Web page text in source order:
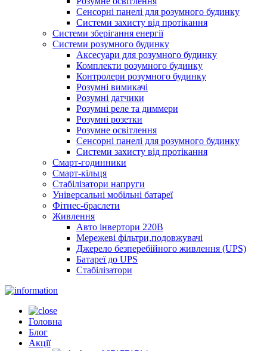
Сенсорні панелі для розумного будинку
Системи захисту від протікання
Системи зберігання енергії
Системи розумного будинку
Аксесуари для розумного будинку
Комплекти розумного будинку
Контролери розумного будинку
Розумні вимикачі
Розумні датчики
Розумні реле та диммери
Розумні розетки
Розумне освітлення
Сенсорні панелі для розумного будинку
Системи захисту від протікання
Смарт-годинники
Смарт-кільця
Стабілізатори напруги
Універсальні мобільні батареї
Фітнес-браслети
Живлення
Авто інвертори 220В
Мережеві фільтри,подовжувачі
Джерело безперебійного живлення (UPS)
Батареї до UPS
Стабілізатори
Головна
Блог
Акції